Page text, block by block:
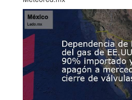
Meteored.mx